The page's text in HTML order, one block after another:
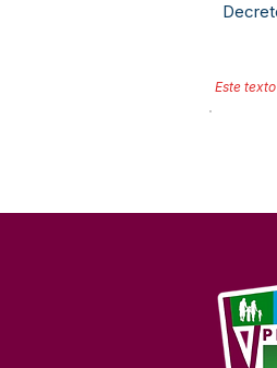
Este